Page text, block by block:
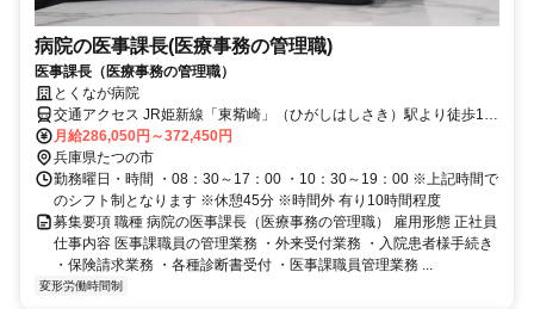
病院の医事課長(医療事務の管理職)
医事課長（医療事務の管理職）
とくなが病院
交通アクセス JR姫新線「東觜崎」（ひがしはしさき）駅より徒歩10
分
月給286,050円～372,450円
兵庫県たつの市
勤務曜日・時間 ・08：30～17：00 ・10：30～19：00 ※上記時間で
のシフト制となります ※休憩45分 ※時間外 有り10時間程度
募集要項 職種 病院の医事課長（医療事務の管理職） 雇用形態 正社員
仕事内容 医事課職員の管理業務 ・外来受付業務 ・入院患者様手続き
・保険請求業務 ・各種診断書受付 ・医事課職員管理業務 ...
変形労働時間制